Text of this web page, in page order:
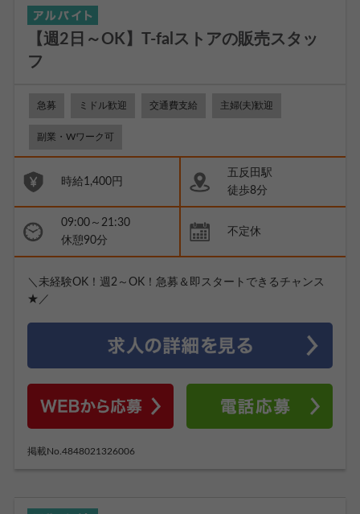
【週2日～OK】T-falストアの販売スタッ
フ
急募 ミドル歓迎 交通費支給 主婦(夫)歓迎
副業・Wワーク可
時給1,400円
五反田駅
徒歩8分
09:00～21:30
休憩90分
不定休
＼未経験OK！週2～OK！急募＆即スタートできるチャンス
★／
掲載No.4848021326006